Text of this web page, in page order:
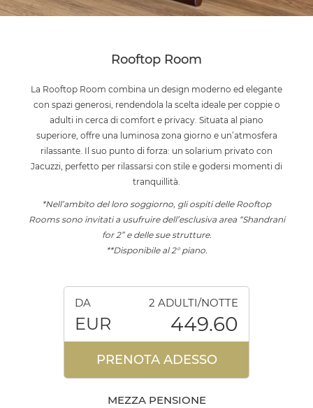
Rooftop Room
La Rooftop Room combina un design moderno ed elegante
con spazi generosi, rendendola la scelta ideale per coppie o
adulti in cerca di comfort e privacy. Situata al piano
superiore, offre una luminosa zona giorno e un’atmosfera
rilassante. Il suo punto di forza: un solarium privato con
Jacuzzi, perfetto per rilassarsi con stile e godersi momenti di
tranquillità.
*Nell’ambito del loro soggiorno, gli ospiti delle Rooftop
Rooms sono invitati a usufruire dell’esclusiva area “Shandrani
for 2” e delle sue strutture.
**Disponibile al 2° piano.
DA 2 ADULTI/NOTTE
EUR 449.60
PRENOTA ADESSO
MEZZA PENSIONE